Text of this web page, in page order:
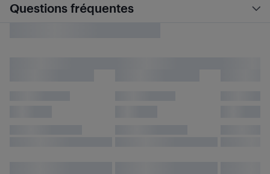
Questions fréquentes